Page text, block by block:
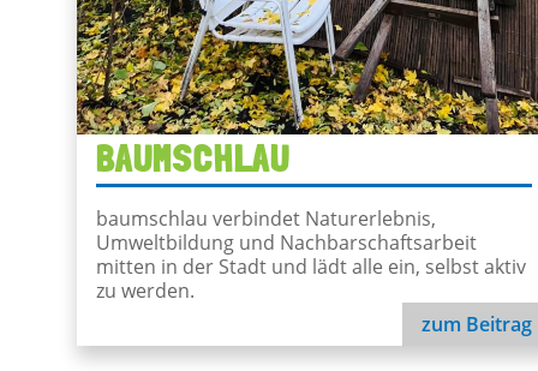
BAUMSCHLAU
baumschlau verbindet Naturerlebnis,
Umweltbildung und Nachbarschaftsarbeit
mitten in der Stadt und lädt alle ein, selbst aktiv
zu werden.
zum Beitrag